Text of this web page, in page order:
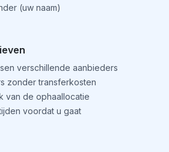
(uw naam)
verschillende aanbieders
zonder transferkosten
van de ophaallocatie
voordat u gaat